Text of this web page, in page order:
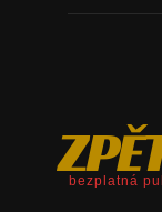
bezplatná